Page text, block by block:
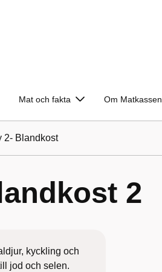
Mat och fakta Om Matkassen
2- Blandkost
2
kyckling och
jod och selen.